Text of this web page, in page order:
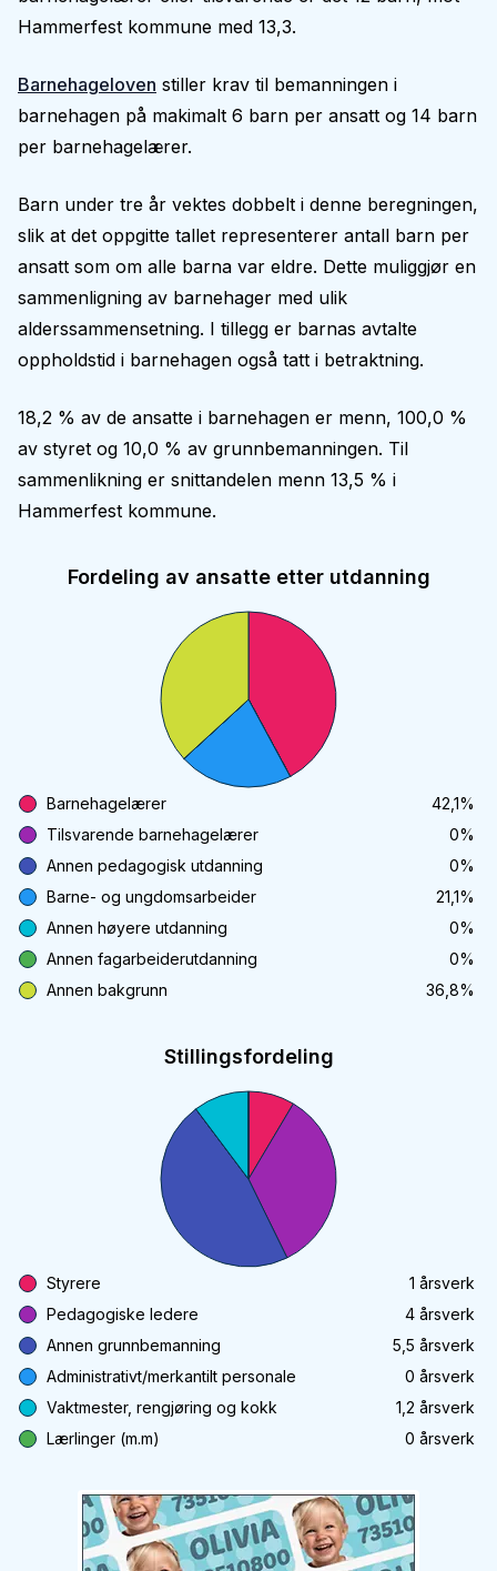
Hammerfest kommune med 13,3.
Barnehageloven stiller krav til bemanningen i
barnehagen på makimalt 6 barn per ansatt og 14 barn
per barnehagelærer.
Barn under tre år vektes dobbelt i denne beregningen,
slik at det oppgitte tallet representerer antall barn per
ansatt som om alle barna var eldre. Dette muliggjør en
sammenligning av barnehager med ulik
alderssammensetning. I tillegg er barnas avtalte
oppholdstid i barnehagen også tatt i betraktning.
18,2 % av de ansatte i barnehagen er menn, 100,0 %
av styret og 10,0 % av grunnbemanningen. Til
sammenlikning er snittandelen menn 13,5 % i
Hammerfest kommune.
Fordeling av ansatte etter utdanning
Barnehagelærer 42,1%
Tilsvarende barnehagelærer
0%
Annen pedagogisk utdanning
0%
Barne- og ungdomsarbeider
21,1%
Annen høyere utdanning
0%
Annen fagarbeiderutdanning
0%
Annen bakgrunn
36,8%
Stillingsfordeling
Styrere 1 årsverk
Pedagogiske ledere
4 årsverk
Annen grunnbemanning
5,5 årsverk
Administrativt/merkantilt personale
0 årsverk
Vaktmester, rengjøring og kokk
1,2 årsverk
Lærlinger (m.m)
0 årsverk